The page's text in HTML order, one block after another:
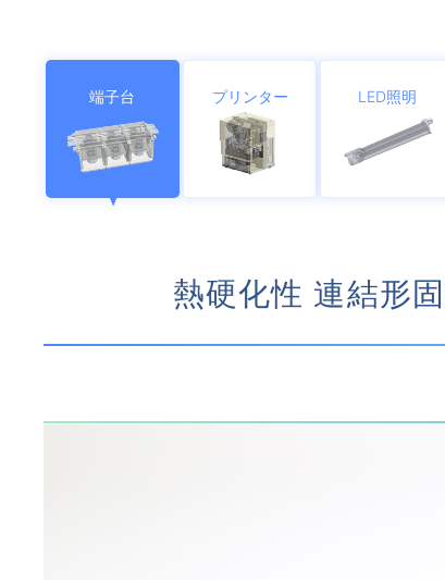
端子台 プリンター LED照明
熱硬化性 連結形